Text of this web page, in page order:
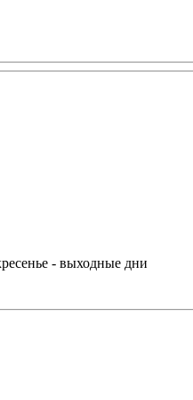
- выходные дни